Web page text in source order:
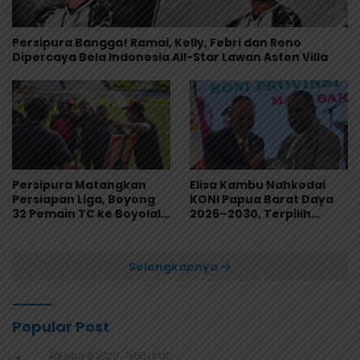
Persipura Bangga! Ramai, Kelly, Febri dan Reno
Dipercaya Bela Indonesia All-Star Lawan Aston Villa
Persipura Matangkan
Persiapan Liga, Boyong
32 Pemain TC ke Boyolali
Elisa Kambu Nahkodai
KONI Papua Barat Daya
2026–2030, Terpilih
Selengkapnya
Popular Post
Agustus 6, 2026 1866 Lihat